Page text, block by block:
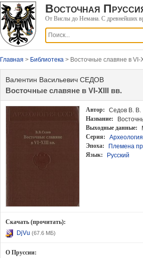
Восточная
От Вислы до Немана. С древнейших
Главная > Библиотека > Восточные славяне в VI-
Валентин Васильевич СЕДОВ
Восточные славяне в VI-XIII вв.
Автор:
Седов В. В.
Название:
Выходные данные:
Серия:
Эпоха:
Племена
Язык:
Русский
Скачать (прочитать):
DjVu (67.6 МБ)
О Пруссии: